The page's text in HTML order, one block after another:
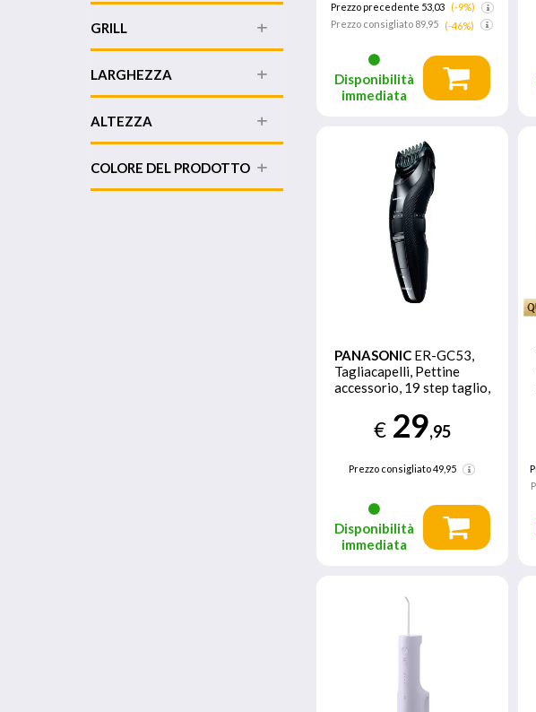
Prezzo precedente 53,03
(-9%)
Prezzo consigliato 89,95 (-46%)
Disponibilità
immediata
PANASONIC ER-GC53,
Tagliacapelli, Pettine
accessorio, 19 step taglio,
€ 29,95
Prezzo consigliato49,95
Disponibilità
immediata
GRILL
LARGHEZZA
ALTEZZA
COLORE DEL PRODOTTO